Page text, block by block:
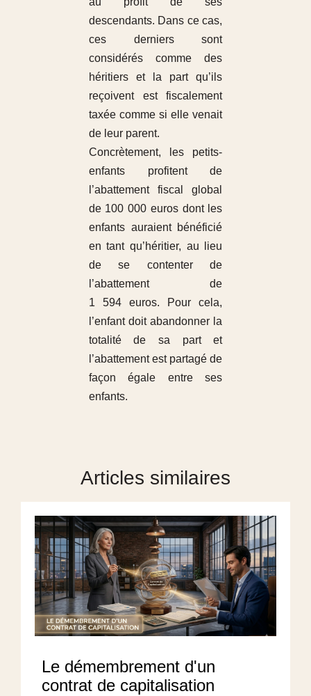
descendants. Dans ce cas,
ces derniers sont
considérés comme des
héritiers et la part qu’ils
reçoivent est fiscalement
taxée comme si elle venait
de leur parent.
Concrètement, les petits-
enfants profitent de
l’abattement fiscal global
de 100 000 euros dont les
enfants auraient bénéficié
en tant qu’héritier, au lieu
de se contenter de
l’abattement de
1 594 euros. Pour cela,
l’enfant doit abandonner la
totalité de sa part et
l’abattement est partagé de
façon égale entre ses
enfants.
Articles similaires
Le démembrement d'un
contrat de capitalisation